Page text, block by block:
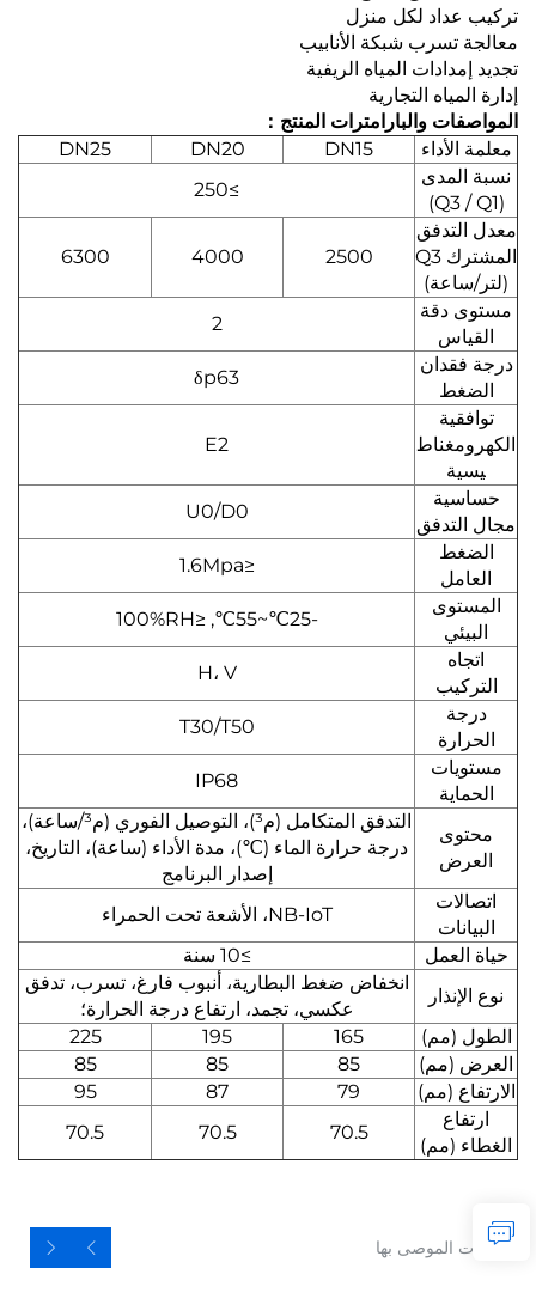
تركيب عداد لكل منزل
معالجة تسرب شبكة الأنابيب
تجديد إمدادات المياه الريفية
إدارة المياه التجارية
المواصفات والبارامترات المنتج：
معلمة الأداء
DN15
DN20
DN25
نسبة المدى
(Q3 / Q1)
≥250
معدل التدفق
المشترك Q3
(لتر/ساعة)
2500
4000
6300
مستوى دقة
القياس
2
درجة فقدان
الضغط
δp63
توافقية
الكهرومغناط
يسية
E2
حساسية
مجال التدفق
U0/D0
الضغط
العامل
≤1.6Mpa
المستوى
البيئي
-25℃~55℃, ≤100%RH
اتجاه
التركيب
H، V
درجة
الحرارة
T30/T50
مستويات
الحماية
IP68
محتوى
العرض
التدفق المتكامل (م³)، التوصيل الفوري (م³/ساعة)،
درجة حرارة الماء (℃)، مدة الأداء (ساعة)، التاريخ،
إصدار البرنامج
اتصالات
البيانات
NB-IoT، الأشعة تحت الحمراء
حياة العمل
≥10 سنة
نوع الإنذار
انخفاض ضغط البطارية، أنبوب فارغ، تسرب، تدفق
عكسي، تجمد، ارتفاع درجة الحرارة؛
الطول (مم)
165
195
225
العرض (مم)
85
85
85
الارتفاع (مم)
79
87
95
ارتفاع
الغطاء (مم)
70.5
70.5
70.5
المنتجات الموصى بها